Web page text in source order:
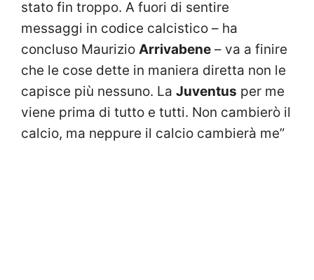
stato fin troppo. A fuori di sentire
messaggi in codice calcistico – ha
concluso Maurizio Arrivabene – va a finire
che le cose dette in maniera diretta non le
capisce più nessuno. La Juventus per me
viene prima di tutto e tutti. Non cambierò il
calcio, ma neppure il calcio cambierà me”